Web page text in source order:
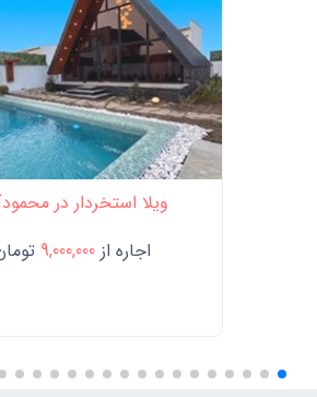
ویلا استخردار در
اجاره از 9,000,000